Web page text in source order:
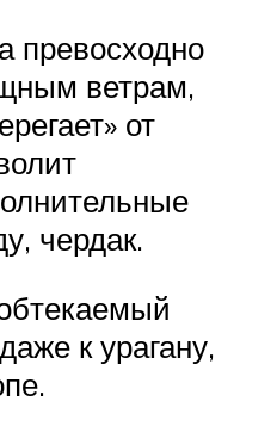
превосходно
ветрам,
от
чердак.
к урагану,